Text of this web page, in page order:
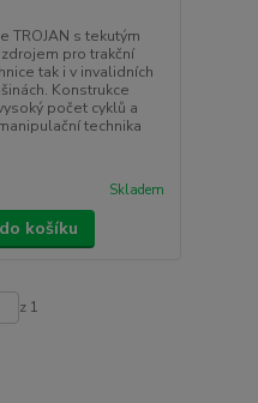
TROJAN s tekutým
pro trakční
tak i v invalidních
Konstrukce
počet cyklů a
technika
Skladem
košíku
z 1